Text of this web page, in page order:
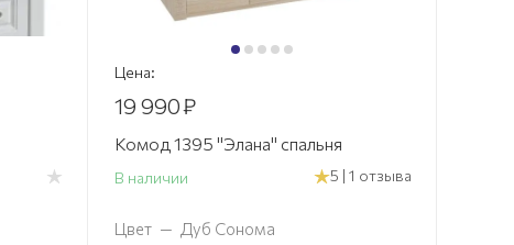
Цена:
19 990₽
Комод 1395 "Элана" спальня
В наличии 5 | 1 отзыва
Цвет — Дуб Сонома